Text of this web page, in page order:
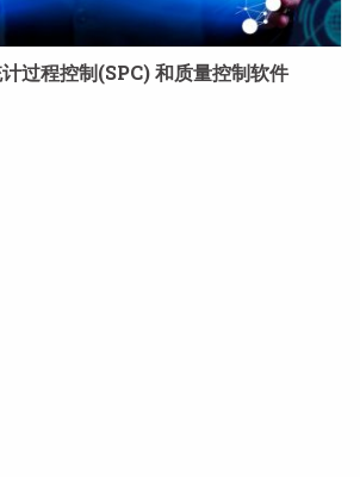
过程控制(SPC) 和质量控制软件